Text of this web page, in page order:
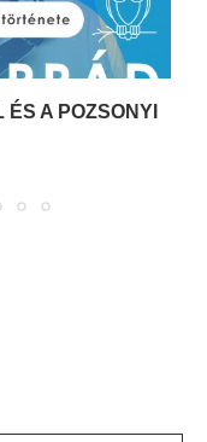
A POZSONYI